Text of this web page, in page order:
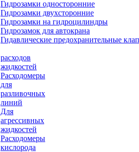
Гидрозамки односторонние
Гидрозамки двухсторонние
Гидрозамки на гидроцилиндры
Гидрозамок для автокрана
Гидавлические предохранительные
расходов
жидкостей
Расходомеры
для
разливочных
линий
Для
агрессивных
жидкостей
Расходомеры
кислорода